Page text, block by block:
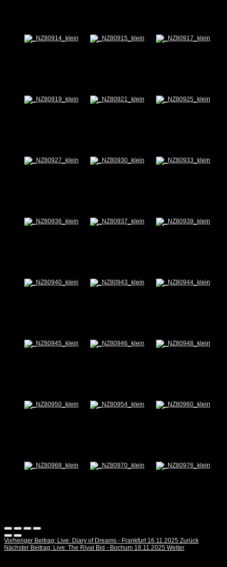
Vorheriger Beitrag: Live: Diary of Dreams - Frankfurt 16.11.2025 Zurück
Nächster Beitrag: Live: The Rival Bid - Bochum 18.11.2025 Weiter